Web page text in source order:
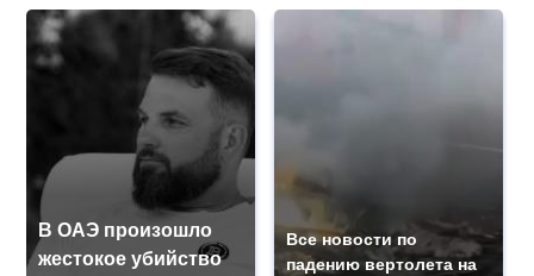
В ОАЭ произошло
жестокое убийство
Все новости по
падению вертолета на